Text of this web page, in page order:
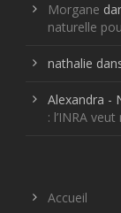
Morgane
naturelle
nathalie
Alexandra -
: l’INRA
Accueil